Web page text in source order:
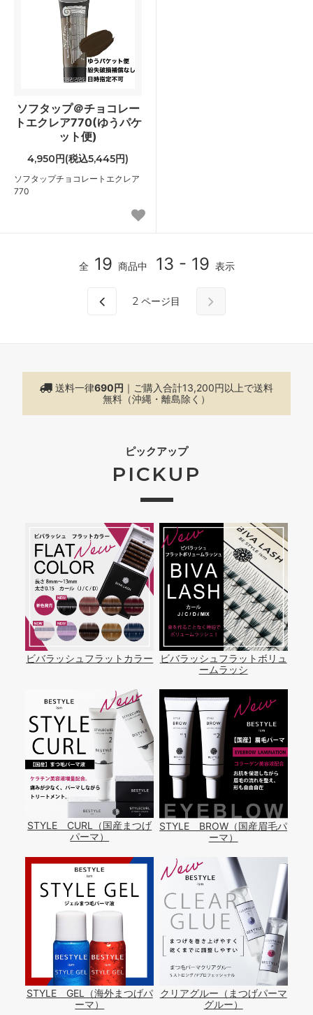
ソフタップ＠チョコレー
トエクレア770(ゆうパケ
ット便)
4,950円(税込5,445円)
ソフタップチョコレートエクレア
770
全 19 商品中 13 - 19 表示
2 ページ目
送料一律690円 ｜ご購入合計13,200円以上で送料
無料（沖縄・離島除く）
ピックアップ
PICKUP
ビバラッシュフラットカラー
ビバラッシュフラットボリュ
ームラッシ
STYLE CURL（国産まつげ
パーマ）
STYLE BROW（国産眉毛パ
ーマ）
STYLE GEL（海外まつげパ
ーマ）
クリアグルー（まつげパーマ
グルー）